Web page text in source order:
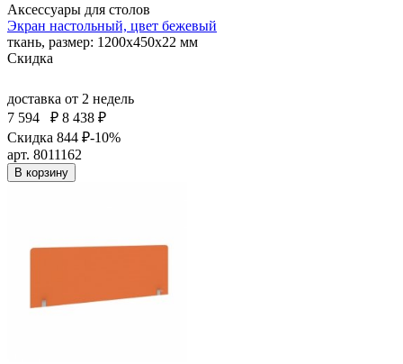
Аксессуары для столов
Экран настольный, цвет бежевый
ткань, размер: 1200х450х22 мм
Скидка
доставка от 2 недель
7 594
₽ 8 438 ₽
Скидка 844 ₽-10%
арт. 8011162
В корзину